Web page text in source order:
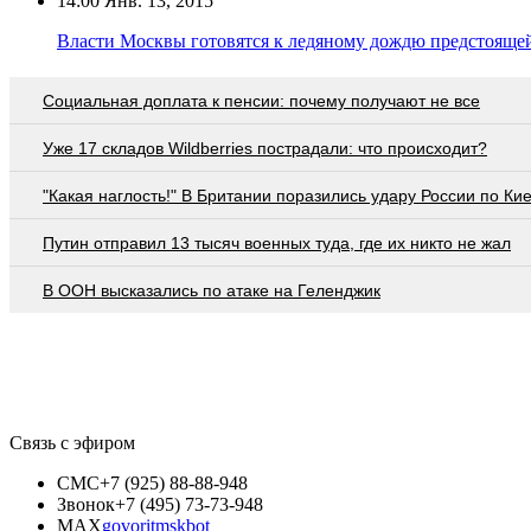
Власти Москвы готовятся к ледяному дождю
Социальная доплата к пенсии: почему получают не все
Уже 17 складов Wildberries пострадали: что происходит?
"Какая наглость!" В Британии поразились удару России по
Путин отправил 13 тысяч военных туда, где их никто не жал
В ООН высказались по атаке на Геленджик
Связь с эфиром
СМС+7 (925) 88-88-948
Звонок+7 (495) 73-73-948
MAXgovoritmskbot